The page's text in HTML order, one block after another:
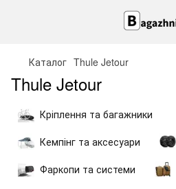
Каталог Thule Jetour
Thule Jetour
Кріплення та багажники
Кемпінг та аксесуари
Фаркопи та системи